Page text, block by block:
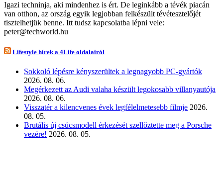
Igazi techninja, aki mindenhez is ért. De leginkább a tévék piacán
van otthon, az ország egyik legjobban felkészült tévétesztelőjét
tisztelhetjük benne. Itt tudsz kapcsolatba lépni vele:
peter@techworld.hu
Lifestyle hírek a 4Life oldalairól
Sokkoló lépésre kényszerültek a legnagyobb PC-gyártók
2026. 08. 06.
Megérkezett az Audi valaha készült legokosabb villanyautója
2026. 08. 06.
Visszatér a kilencvenes évek legfélelmetesebb filmje 2026.
08. 05.
Brutális új csúcsmodell érkezését szellőztette meg a Porsche
vezére! 2026. 08. 05.